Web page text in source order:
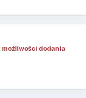
możliwości dodania